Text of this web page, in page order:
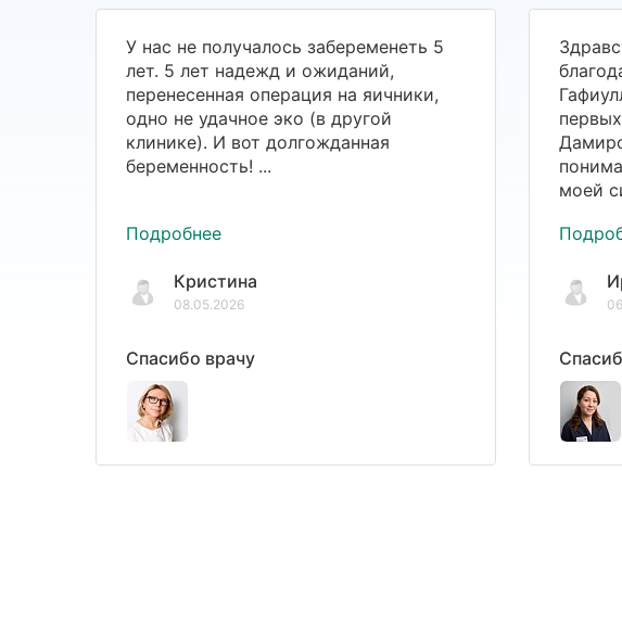
У нас не получалось забеременеть 5
лет. 5 лет надежд и ожиданий,
перенесенная операция на яичники,
одно не удачное эко (в другой
клинике). И вот долгожданная
беременность! ...
Подробнее
Кристина
08.05.2026
Спасибо врачу
моей